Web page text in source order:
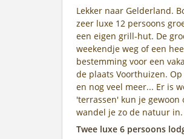
Lekker naar Gelderland.
zeer luxe 12 persoons
een eigen grill-hut. De
weekendje weg of een
bestemming voor een
de plaats Voorthuizen.
en nog veel meer... Er is
'terrassen' kun je
wandel je zo de natuur
Twee luxe 6 persoons